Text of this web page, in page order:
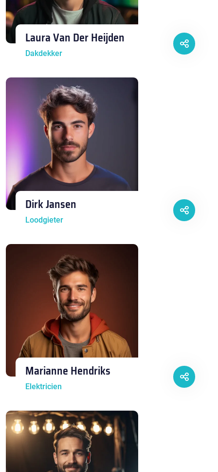
Laura Van Der Heijden
Dakdekker
Dirk Jansen
Loodgieter
Marianne Hendriks
Elektricien